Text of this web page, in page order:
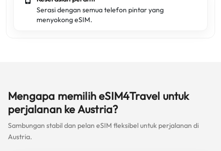
Serasi dengan semua telefon pintar yang
menyokong eSIM.
Mengapa memilih eSIM4Travel untuk
perjalanan ke Austria?
Sambungan stabil dan pelan eSIM fleksibel untuk perjalanan di
Austria.